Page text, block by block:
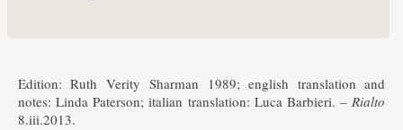
Edition: Ruth Verity Sharman 1989; english translation and
notes: Linda Paterson; italian translation: Luca Barbieri. – Rialto
8.iii.2013.